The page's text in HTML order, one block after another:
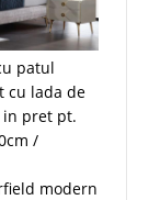
patul
cu lada de
in pret pt.
/
modern